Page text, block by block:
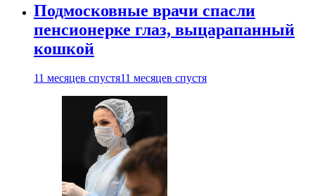
Подмосковные врачи спасли
пенсионерке глаз, выцарапанный
кошкой
11 месяцев спустя11 месяцев спустя